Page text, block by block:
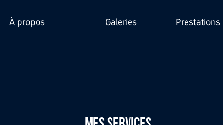
À propos Galeries Prestations